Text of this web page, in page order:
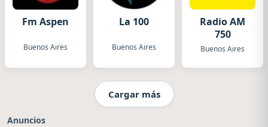
Fm Aspen
Buenos Aires
La 100
Buenos Aires
Radio AM
750
Buenos Aires
Cargar más
Anuncios